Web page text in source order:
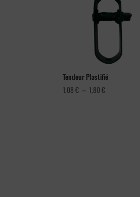
Tendeur Plastifié
1,08€ – 1,80€Plage